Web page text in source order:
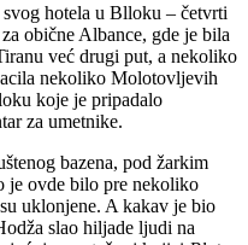
hotela u Blloku – četvrti
obične Albance, gde je bila
već drugi put, a nekoliko
nekoliko Molotovljevih
koje je pripadalo
za umetnike.
bazena, pod žarkim
je ovde bilo pre nekoliko
uklonjene. A kakav je bio
slao hiljade ljudi na